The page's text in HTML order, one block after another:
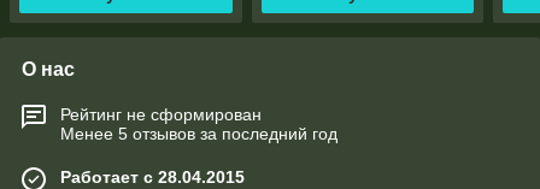
О нас
Рейтинг не сформирован
Менее 5 отзывов за последний год
Работает с 28.04.2015